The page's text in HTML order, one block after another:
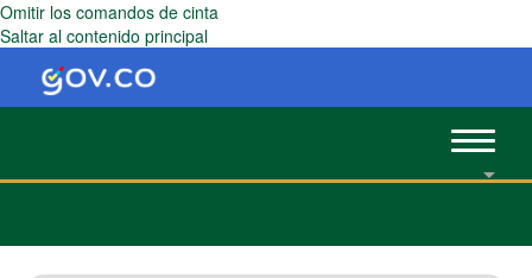
Omitir los comandos de cinta
Saltar al contenido principal
Toggle